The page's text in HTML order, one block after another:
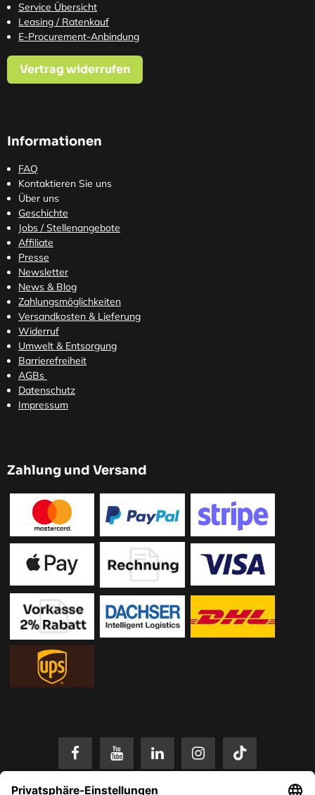
Service Übersicht
Leasing / Ratenkauf
E-Procurement-Anbindung
Vertrag widerrufen
Informationen
FAQ
Kontaktieren Sie uns
Über uns
Geschichte
Jobs / Stellenangebote
Affiliate
Presse
Newsletter
News & Blog
Zahlungsmöglichkeiten
Versandkosten & Lieferung
Widerruf
Umwelt & Entsorgung
Barrierefreiheit
AGBs
Datenschutz
Impressum
Zahlung und Versand